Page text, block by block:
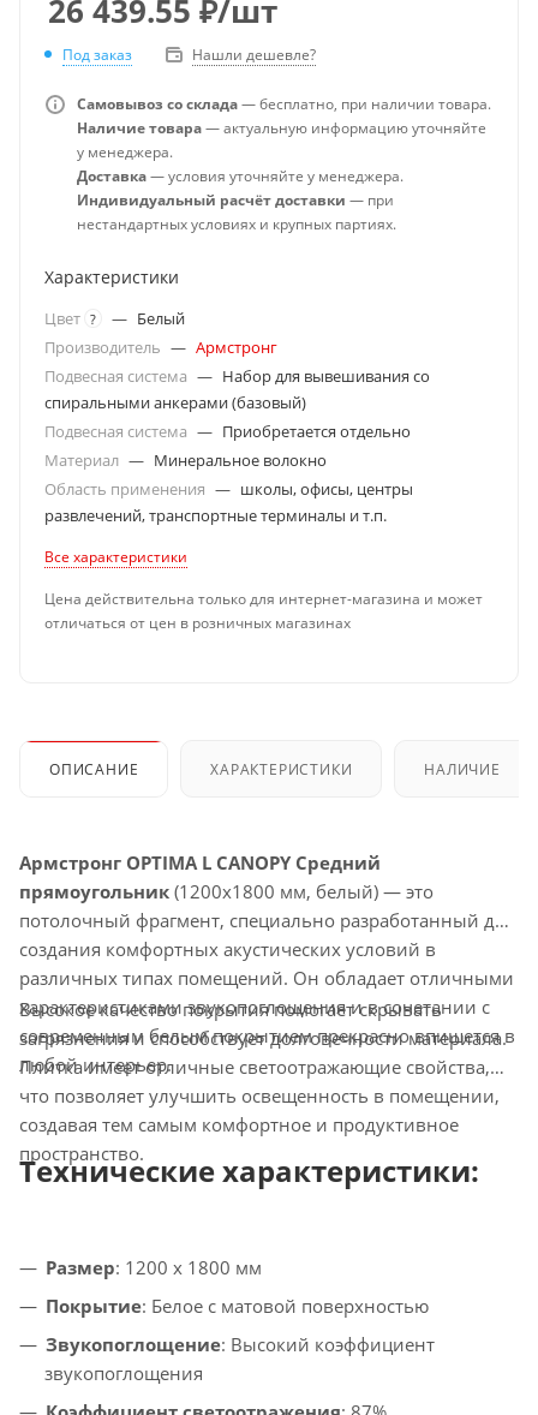
26 439.55 ₽/шт
Под заказ Нашли дешевле?
Самовывоз со склада— бесплатно, при наличии товара.
Наличие товара— актуальную информацию уточняйте
у менеджера.
Доставка— условия уточняйте у менеджера.
Индивидуальный расчёт доставки — при
нестандартных условиях и крупных партиях.
Характеристики
Цвет ? — Белый
Производитель — Армстронг
Подвесная система — Набор для вывешивания со
спиральными анкерами (базовый)
Подвесная система — Приобретается отдельно
Материал — Минеральное волокно
Область применения — школы, офисы, центры
развлечений, транспортные терминалы и т.п.
Все характеристики
Цена действительна только для интернет-магазина и может
отличаться от цен в розничных магазинах
ОПИСАНИЕ ХАРАКТЕРИСТИКИ НАЛИЧИЕ
Армстронг OPTIMA L CANOPY Средний
прямоугольник (1200x1800 мм, белый) — это
потолочный фрагмент, специально разработанный для
создания комфортных акустических условий в
различных типах помещений. Он обладает отличными
характеристиками звукопоглощения и в сочетании с
современным белым покрытием прекрасно впишется в
любой интерьер.
Высокое качество покрытия помогает скрывать
загрязнения и способствует долговечности материала.
Плитка имеет отличные светоотражающие свойства,
что позволяет улучшить освещенность в помещении,
создавая тем самым комфортное и продуктивное
пространство.
Технические характеристики:
Размер: 1200 x 1800 мм
Покрытие: Белое с матовой поверхностью
Звукопоглощение: Высокий коэффициент
звукопоглощения